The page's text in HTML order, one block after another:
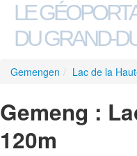
LE
DU GRAND-
Gemengen / Lac de la
Gemeng :
120m